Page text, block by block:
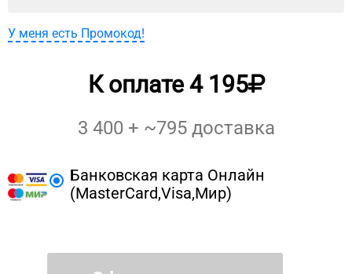
У меня есть Промокод!
К оплате 4 195
3 400 + ~795доставка
Банковская карта Онлайн
(MasterCard,Visa,Мир)